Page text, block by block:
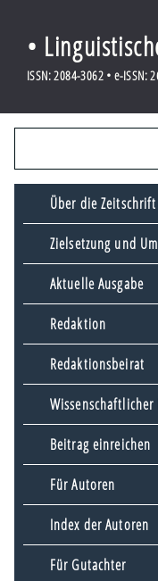
•
ISSN: 2084-3062 • e-ISSN:
Über die Zeitschrift
Zielsetzung und
Aktuelle Ausgabe
Redaktion
Redaktionsbeirat
Wissenschaftlicher
Beitrag einreichen
Für Autoren
Index der Autoren
Für Gutachter